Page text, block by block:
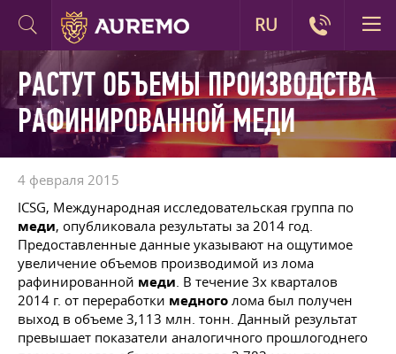
РАСТУТ ОБЪЕМЫ ПРОИЗВОДСТВА
РАФИНИРОВАННОЙ МЕДИ
4 февраля 2015
ICSG, Международная исследовательская группа по
меди, опубликовала результаты за 2014 год.
Предоставленные данные указывают на ощутимое
увеличение объемов производимой из лома
рафинированной меди. В течение 3х кварталов
2014 г. от переработки медного лома был получен
выход в объеме 3,113 млн. тонн. Данный результат
превышает показатели аналогичного прошлогоднего
RU